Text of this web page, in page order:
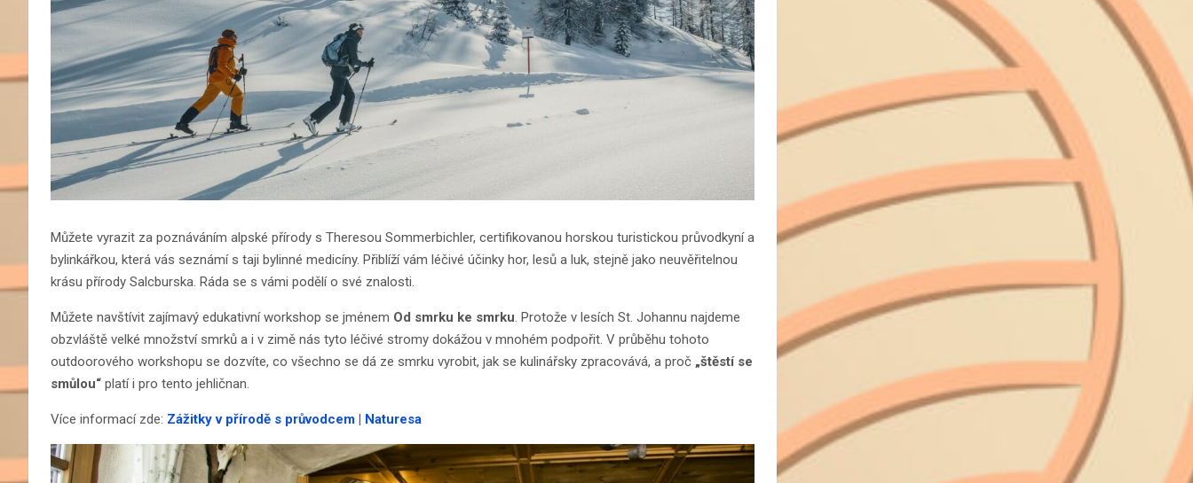
Můžete vyrazit za poznáváním alpské přírody s Theresou Sommerbichler, certifikovanou horskou turistickou průvodkyní a
bylinkářkou, která vás seznámí s taji bylinné medicíny. Přiblíží vám léčivé účinky hor, lesů a luk, stejně jako neuvěřitelnou
krásu přírody Salcburska. Ráda se s vámi podělí o své znalosti.
Můžete navštívit zajímavý edukativní workshop se jménem Od smrku ke smrku. Protože v lesích St. Johannu najdeme
obzvláště velké množství smrků a i v zimě nás tyto léčivé stromy dokážou v mnohém podpořit. V průběhu tohoto
outdoorového workshopu se dozvíte, co všechno se dá ze smrku vyrobit, jak se kulinářsky zpracovává, a proč „štěstí se
smůlou“ platí i pro tento jehličnan.
Více informací zde: Zážitky v přírodě s průvodcem | Naturesa